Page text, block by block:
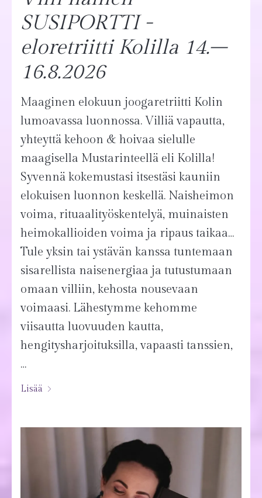
SUSIPORTTI -
eloretriitti Kolilla 14.–
16.8.2026
Maaginen elokuun joogaretriitti Kolin
lumoavassa luonnossa. Villiä vapautta,
yhteyttä kehoon & hoivaa sielulle
maagisella Mustarinteellä eli Kolilla!
Syvennä kokemustasi itsestäsi kauniin
elokuisen luonnon keskellä. Naisheimon
voima, rituaalityöskentelyä, muinaisten
heimokallioiden voima ja ripaus taikaa…
Tule yksin tai ystävän kanssa tuntemaan
sisarellista naisenergiaa ja tutustumaan
omaan villiin, kehosta nousevaan
voimaasi. Lähestymme kehomme
viisautta luovuuden kautta,
hengitysharjoituksilla, vapaasti tanssien,
…
Lisää